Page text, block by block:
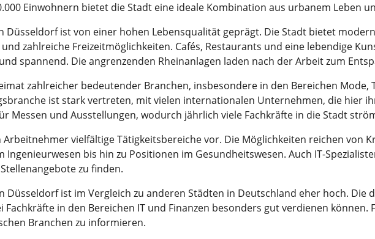
Einwohnern bietet die Stadt eine ideale Kombination aus urbanem Leben
Düsseldorf ist von einer hohen Lebensqualität geprägt. Die Stadt bietet
zahlreiche Freizeitmöglichkeiten. Cafés, Restaurants und eine lebendige
spannend. Die angrenzenden Rheinanlagen laden nach der Arbeit zum
zahlreicher bedeutender Branchen, insbesondere in den Bereichen
ist stark vertreten, mit vielen internationalen Unternehmen, die hier
Messen und Ausstellungen, wodurch jährlich viele Fachkräfte in die Stadt
vielfältige Tätigkeitsbereiche vor. Die Möglichkeiten reichen von
Ingenieurwesen bis hin zu Positionen im Gesundheitswesen. Auch IT-
zu finden.
Düsseldorf ist im Vergleich zu anderen Städten in Deutschland eher hoch.
Fachkräfte in den Bereichen IT und Finanzen besonders gut verdienen können.
Branchen zu informieren.